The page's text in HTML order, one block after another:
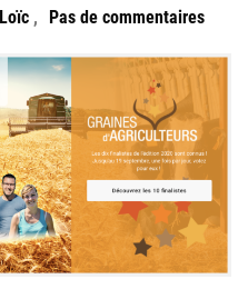
Loïc , Pas de commentaires